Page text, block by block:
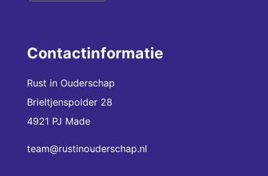
Contactinformatie
Rust in Ouderschap
Brieltjenspolder 28
4921 PJ Made
team@rustinouderschap.nl